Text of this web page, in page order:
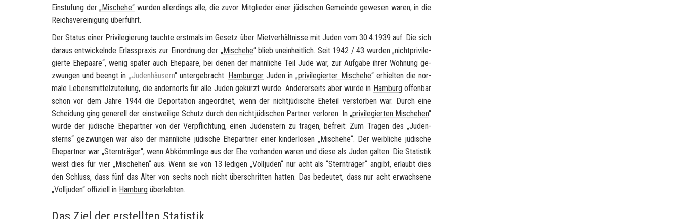
Ein­stu­fung der„Misch­ehe“ wur­den al­ler­dings alle, die zuvor Mit­glie­der einer jü­di­schen Ge­mein­de ge­we­sen waren, in die
Reichs­ver­ei­ni­gung über­führt.
Der Sta­tus einer Pri­vi­le­gie­rung tauch­te erst­mals im Ge­setz über Miet­ver­hält­nis­se mit Juden vom 30.4.1939 auf. Die sich
dar­aus ent­wi­ckeln­de Er­lass­pra­xis zur Ein­ord­nung der „Misch­ehe“ blieb un­ein­heit­lich. Seit 1942 / 43 wur­den „nicht­pri­vi­le­
gier­te Ehe­paa­re“, wenig spä­ter auch Ehe­paa­re, bei denen der männ­li­che Teil Jude war, zur Auf­ga­be ihrer Woh­nung ge­
zwun­gen und be­engt in „Ju­den­häu­sern“ un­ter­ge­bracht. Ham­bur­gerJuden in „pri­vi­le­gier­ter Misch­ehe“ er­hiel­ten die nor­
ma­le Le­bens­mit­tel­zu­tei­lung, die an­dern­orts für alle Juden ge­kürzt wurde. An­de­rer­seits aber wurde in Ham­burg of­fen­bar
schon vor dem Jahre 1944 die De­por­ta­ti­on an­ge­ord­net, wenn der nicht­jü­di­sche Ehe­teil ver­stor­ben war. Durch eine
Schei­dung ging ge­ne­rell der einst­wei­li­ge Schutz durch den nicht­jü­di­schen Part­ner ver­lo­ren. In „pri­vi­le­gier­ten Misch­ehen“
wurde der jü­di­sche Ehe­part­ner von der Ver­pflich­tung, einen Ju­den­stern zu tra­gen, be­freit: Zum Tra­gen des „Ju­den­
sterns“ ge­zwun­gen war also der männ­li­che jü­di­sche Ehe­part­ner einer kin­der­lo­sen „Misch­ehe“. Der weib­li­che jü­di­sche
Ehe­part­ner war „Stern­trä­ger“, wenn Ab­kömm­lin­ge aus der Ehe vor­han­den waren und diese als Juden gal­ten. Die Sta­tis­tik
weist dies für vier „Misch­ehen“ aus. Wenn sie von 13 le­di­gen „Voll­ju­den“ nur acht als “Stern­trä­ger“ an­gibt, er­laubt dies
den Schluss, dass fünf das Alter von sechs noch nicht über­schrit­ten hat­ten. Das be­deu­tet, dass nur acht er­wach­se­ne
„Voll­ju­den“ of­fi­zi­ell in Ham­burg über­leb­ten.